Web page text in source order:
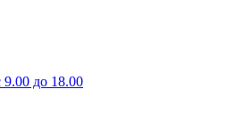
до 18.00